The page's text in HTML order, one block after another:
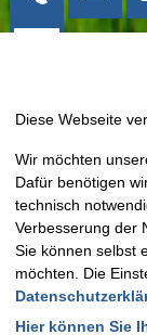
Gemeinde
Kirchplatz 1
49143 Bissendorf
Tel: 05402 404-0
Fax: 05402 404-
Wir möchten
Dafür benötigen
technisch
Verbesserung der
Sie können selbst
möchten. Die
Hier können Sie